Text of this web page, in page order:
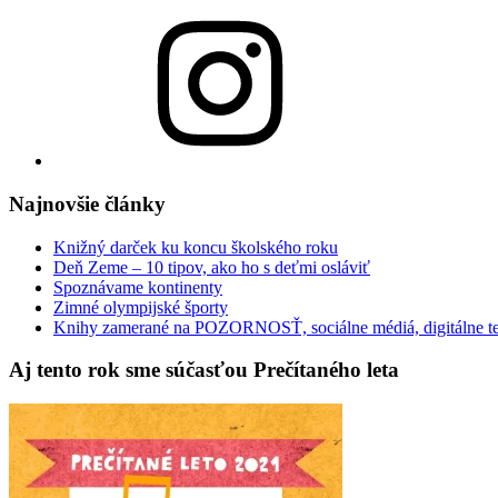
Najnovšie články
Knižný darček ku koncu školského roku
Deň Zeme – 10 tipov, ako ho s deťmi osláviť
Spoznávame kontinenty
Zimné olympijské športy
Knihy zamerané na POZORNOSŤ, sociálne médiá, digitálne
Aj tento rok sme súčasťou Prečítaného leta